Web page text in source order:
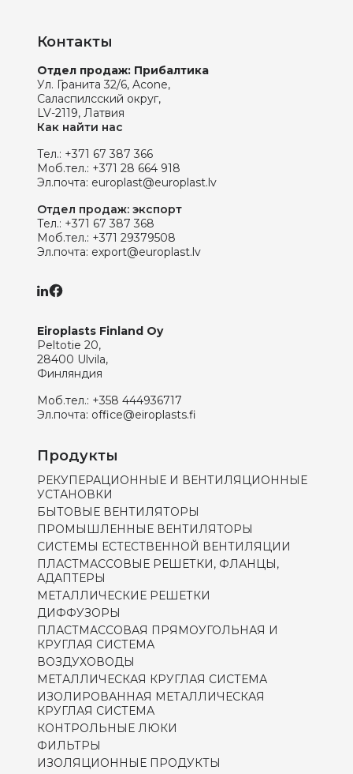
Контакты
Отдел продаж: Прибалтика
Ул. Гранита 32/6, Acone,
Саласпилсский округ,
LV-2119, Латвия
Как найти нас
Тел.: +371 67 387 366
Моб.тел.: +371 28 664 918
Эл.почта: europlast@europlast.lv
Отдел продаж: экспорт
Тел.: +371 67 387 368
Моб.тел.: +371 29379508
Эл.почта: export@europlast.lv
Eiroplasts Finland Oy
Peltotie 20,
28400 Ulvila,
Финляндия
Моб.тел.: +358 444936717
Эл.почта: office@eiroplasts.fi
Продукты
РЕКУПЕРАЦИОННЫЕ И ВЕНТИЛЯЦИОННЫЕ
УСТАНОВКИ
БЫТОВЫЕ ВЕНТИЛЯТОРЫ
ПРОМЫШЛЕННЫЕ ВЕНТИЛЯТОРЫ
СИСТЕМЫ ЕСТЕСТВЕННОЙ ВЕНТИЛЯЦИИ
ПЛАСТМАССОВЫЕ РЕШЕТКИ, ФЛАНЦЫ,
АДАПТЕРЫ
МЕТАЛЛИЧЕСКИЕ РЕШЕТКИ
ДИФФУЗОРЫ
ПЛАСТМАССОВАЯ ПРЯМОУГОЛЬНАЯ И
КРУГЛАЯ СИСТЕМА
ВОЗДУХОВОДЫ
МЕТАЛЛИЧЕСКАЯ КРУГЛАЯ СИСТЕМА
ИЗОЛИРОВАННАЯ МЕТАЛЛИЧЕСКАЯ
КРУГЛАЯ СИСТЕМА
КОНТРОЛЬНЫЕ ЛЮКИ
ФИЛЬТРЫ
ИЗОЛЯЦИОННЫЕ ПРОДУКТЫ